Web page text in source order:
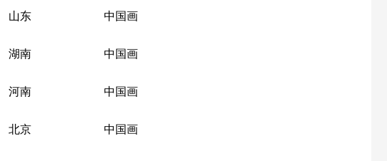
山东 中国画
湖南 中国画
河南 中国画
北京 中国画